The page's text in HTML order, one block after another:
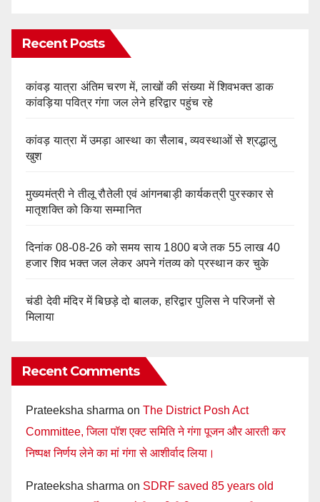
Recent Posts
कांवड़ यात्रा अंतिम चरण में, लाखों की संख्या में शिवभक्त डाक
कांवड़िया पवित्र गंगा जल लेने हरिद्वार पहुंच रहे
कांवड़ यात्रा में उमड़ा आस्था का सैलाब, व्यवस्थाओं से श्रद्धालु
खुश
मुख्यमंत्री ने तीलू रौतेली एवं आंगनबाड़ी कार्यकत्री पुरस्कार से
मातृशक्ति को किया सम्मानित
दिनांक 08-08-26 को समय साय 1800 बजे तक 55 लाख 40
हजार शिव भक्त जल लेकर अपने गंतव्य को प्रस्थान कर चुके
चंडी देवी मंदिर में बिछड़े दो बालक, हरिद्वार पुलिस ने परिजनों से
मिलाया
Recent Comments
Prateeksha sharma on The District Posh Act
Committee, जिला पॉश एक्ट समिति ने गंगा पूजन और आरती कर
निष्पक्ष निर्णय लेने का मां गंगा से आशीर्वाद लिया।
Prateeksha sharma on SDRF saved 85 years old